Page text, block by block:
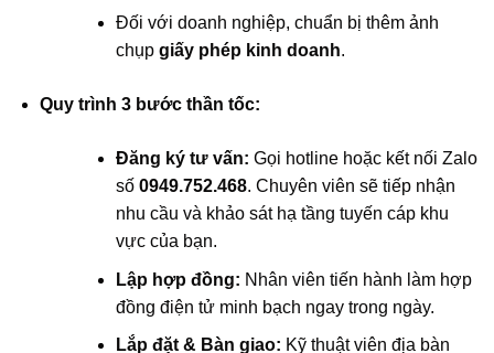
Đối với doanh nghiệp, chuẩn bị thêm ảnh
chụp giấy phép kinh doanh.
Quy trình 3 bước thần tốc:
Đăng ký tư vấn: Gọi hotline hoặc kết nối Zalo
số 0949.752.468. Chuyên viên sẽ tiếp nhận
nhu cầu và khảo sát hạ tầng tuyến cáp khu
vực của bạn.
Lập hợp đồng: Nhân viên tiến hành làm hợp
đồng điện tử minh bạch ngay trong ngày.
Lắp đặt & Bàn giao: Kỹ thuật viên địa bàn